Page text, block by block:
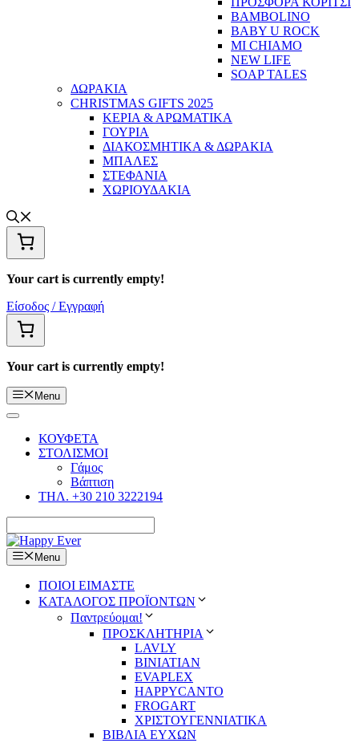
BAMBOLINO
BABY U ROCK
MI CHIAMO
NEW LIFE
SOAP TALES
ΔΩΡΑΚΙΑ
CHRISTMAS GIFTS 2025
ΚΕΡΙΑ & ΑΡΩΜΑΤΙΚΑ
ΓΟΥΡΙΑ
ΔΙΑΚΟΣΜΗΤΙΚΑ & ΔΩΡΑΚΙΑ
ΜΠΑΛΕΣ
ΣΤΕΦΑΝΙΑ
ΧΩΡΙΟΥΔΑΚΙΑ
Your cart is currently empty!
Είσοδος / Εγγραφή
Your cart is currently empty!
Menu
ΚΟΥΦΕΤΑ
ΣΤΟΛΙΣΜΟΙ
Γάμος
Βάπτιση
ΤΗΛ. +30 210 3222194
Menu
ΠΟΙΟΙ ΕΙΜΑΣΤΕ
ΚΑΤΑΛΟΓΟΣ ΠΡΟΪΟΝΤΩΝ
Παντρεύομαι!
ΠΡΟΣΚΛΗΤΗΡΙΑ
LAVLY
BINIATIAN
EVAPLEX
HAPPYCANTO
FROGART
ΧΡΙΣΤΟΥΓΕΝΝΙΑΤΙΚΑ
ΒΙΒΛΙΑ ΕΥΧΩΝ